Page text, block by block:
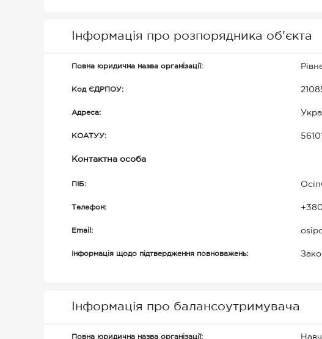
Інформація про розпорядника об'єкта
Повна юридична назва організації:
Код ЄДРПОУ:
Адреса:
КОАТУУ:
Контактна особа
ПІБ:
Телефон:
Email:
Інформація щодо підтвердження повноважень:
Інформація про балансоутримувача
Повна юридична назва організації: